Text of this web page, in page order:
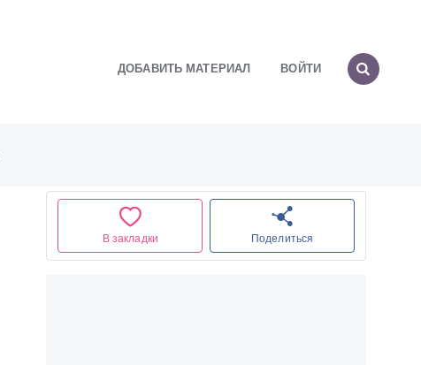
ДОБАВИТЬ МАТЕРИАЛ ВОЙТИ
В закладки Поделиться